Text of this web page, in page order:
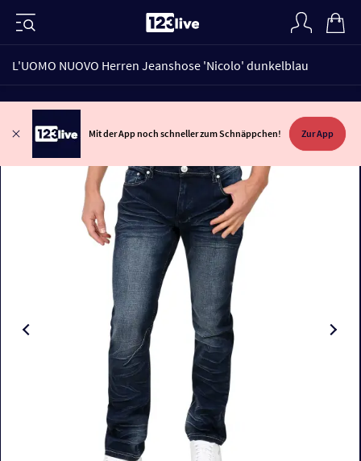
L'UOMO NUOVO Herren Jeanshose 'Nicolo' dunkelblau
Mit der App noch schneller zum Schnäppchen! Zur App